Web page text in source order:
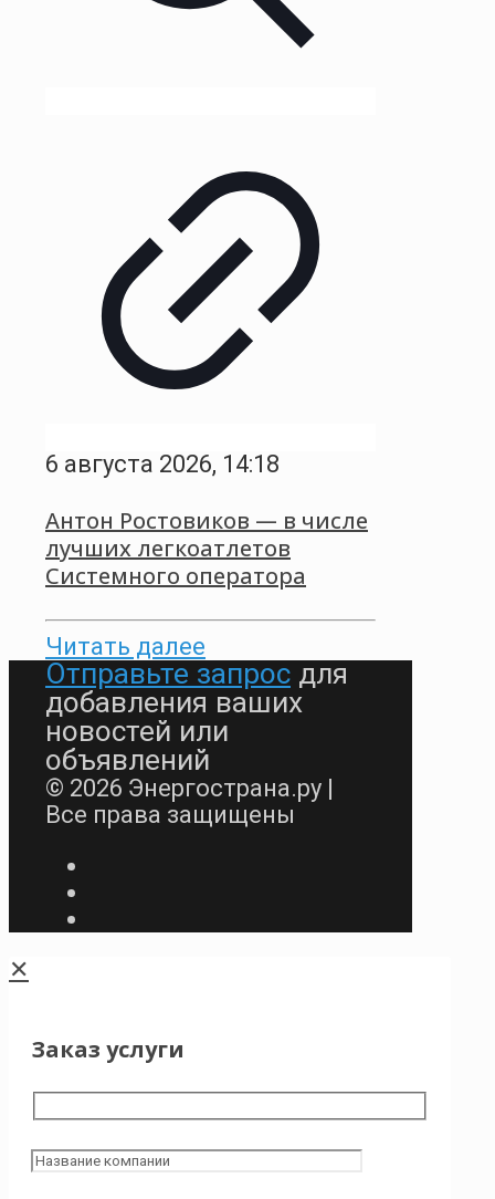
6 августа 2026, 14:18
Антон Ростовиков — в числе
лучших легкоатлетов
Системного оператора
Читать далее
Отправьте запрос для
добавления ваших
новостей или
объявлений
© 2026 Энергострана.ру |
Все права защищены
✕
Заказ услуги